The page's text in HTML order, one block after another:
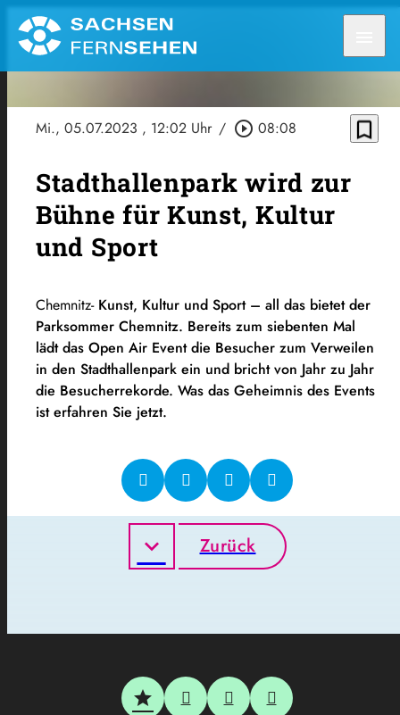
Mi., 05.07.2023 , 12:02 Uhr / play_circle_outline 08:08 bookmark_border
Stadthallenpark wird zur
Bühne für Kunst, Kultur
und Sport
Chemnitz- Kunst, Kultur und Sport – all das bietet der
Parksommer Chemnitz. Bereits zum siebenten Mal
lädt das Open Air Event die Besucher zum Verweilen
in den Stadthallenpark ein und bricht von Jahr zu Jahr
die Besucherrekorde. Was das Geheimnis des Events
ist erfahren Sie jetzt.
Zurück